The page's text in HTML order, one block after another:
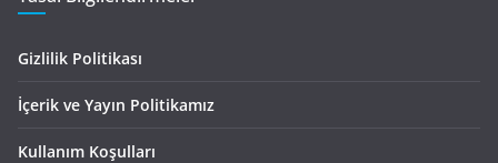
Gizlilik Politikası
İçerik ve Yayın Politikamız
Kullanım Koşulları